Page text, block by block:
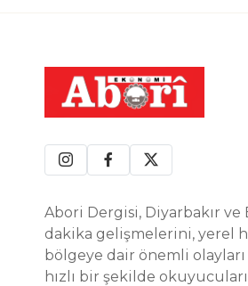
Abori Dergisi, Diyarbakır ve
dakika gelişmelerini, yerel
bölgeye dair önemli olayları
hızlı bir şekilde